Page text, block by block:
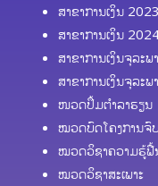
ສາຂາການເງິນ
ສາຂາການເງິນ
ສາຂາການເງິນຈຸລະ
ສາຂາການເງິນຈຸລະ
ໜວດປຶ້ມຕຳລາຮຽນ
ໝວດບົດໂຄງການຈົ
ໝວດວິຊາຄວາມຮູ້ຟື້
ໝວດວິຊາສະເພາະ